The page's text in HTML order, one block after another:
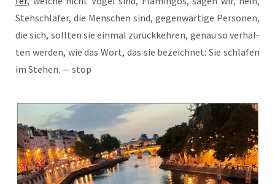
Steh­schlä­fer, die Men­schen sind, gegen­wär­ti­ge Per­so­nen,
die sich, soll­ten sie ein­mal zurück­keh­ren, genau so ver­hal­
ten wer­den, wie das Wort, das sie bezeich­net: Sie schla­fen
im Ste­hen. — stop